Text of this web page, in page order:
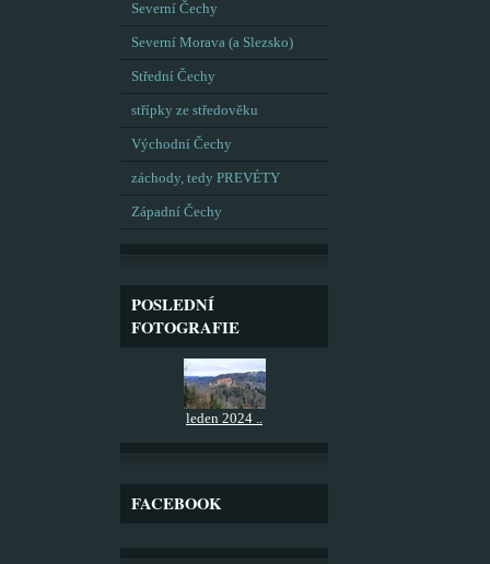
Severní Čechy
Severní Morava (a Slezsko)
Střední Čechy
střípky ze středověku
Východní Čechy
záchody, tedy PREVÉTY
Západní Čechy
POSLEDNÍ
FOTOGRAFIE
leden 2024 ..
FACEBOOK